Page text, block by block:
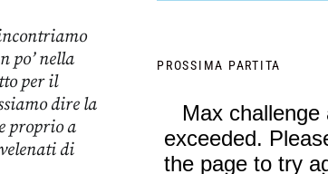
po’ nella
per il
dire la
proprio a
di
PROSSIMA PARTITA